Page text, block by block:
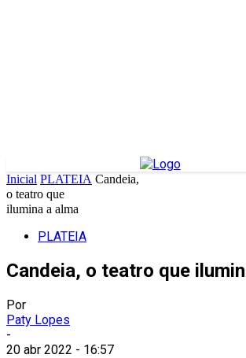
Inicial PLATEIA Candeia,
o teatro que
ilumina a alma
PLATEIA
Candeia, o teatro que
Por
Paty Lopes
-
20 abr 2022 - 16:57